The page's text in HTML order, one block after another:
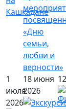
Кашкадане
«Дню
семьи,
любви и
верности»
1
июля
2026
18 июня
2026